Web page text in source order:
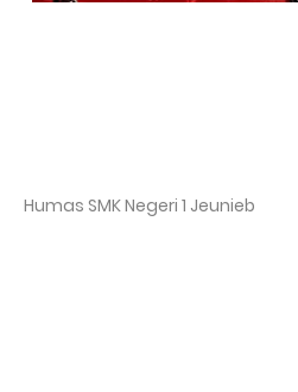
Humas SMK Negeri 1 Jeunieb